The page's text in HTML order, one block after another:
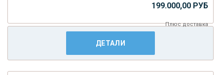
199.000,00 РУБ
Плюсдоставка
ДЕТАЛИ